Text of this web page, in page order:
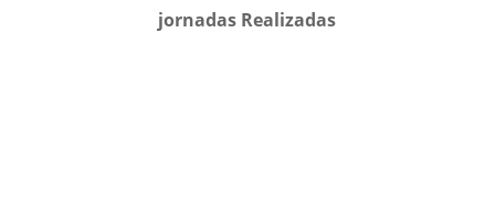
jornadas Realizadas